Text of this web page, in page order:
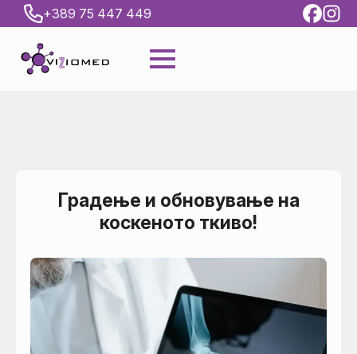
+389 75 447 449
Градење и обновување на
коскеното ткиво!